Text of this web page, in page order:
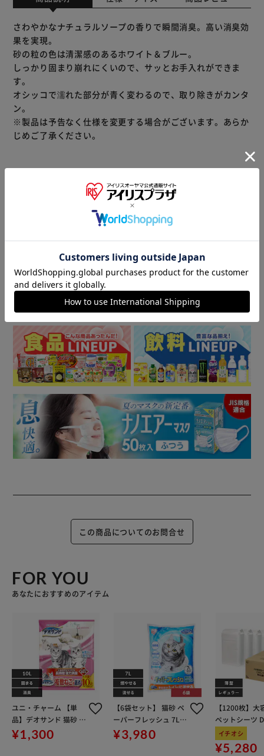
さわやかなナチュラルソープの香りで瞬間消臭。高い消臭効
果を実現。
砂の粒の色は清潔感のあるホワイト＆ブルー。
しっかり固まり崩れにくいので、サッとお手入れができま
す。
オシッコで濡れた部分が青く変わるので、取り除きがカンタ
ン。
※製品は予告なく仕様を変更する場合がございます。あらか
じめご了承ください。
※当商品はお取り寄せ品の為、在庫の確認及び商品のお届け
までお時間を頂く場合がございます。
また、商品がメーカーにて完売となっていた場合、キャンセ
ル又は注文内容の変更をお願いいたしております。
予めご了承くださいますようお願いいたします。■こちらの
商品はアイリスプラザがセレクトしたオススメ商品です。
商品情報
この商品についてのお問合せ
FOR YOU
あなたにおすすめのアイテム
ユニ・チャーム 【単
品】デオサンド 猫砂 紙
デオサンド 複数ねこ用
紙砂 10L
¥1,300
【6袋セット】 猫砂 ペ
ーパーフレッシュ 7L
流せる 燃やせる 固まる
消臭 PFC-7L 紙 猫砂
¥3,980
【1200枚】大
ペットシーツ
イチオシ
¥5,280